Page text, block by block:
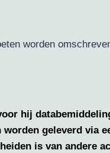
worden
hij
geleverd via
is van andere